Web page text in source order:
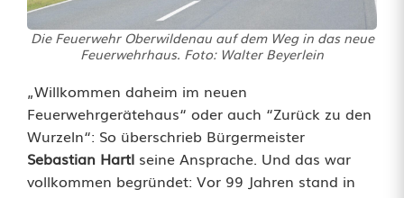
l
d
e
n
a
u
Die Feuerwehr Oberwildenau auf dem Weg in das neue
Feuerwehrhaus. Foto: Walter Beyerlein
„Willkommen daheim im neuen
Feuerwehrgerätehaus“ oder auch “Zurück zu den
Wurzeln“: So überschrieb Bürgermeister
Sebastian Hartl seine Ansprache. Und das war
vollkommen begründet: Vor 99 Jahren stand in